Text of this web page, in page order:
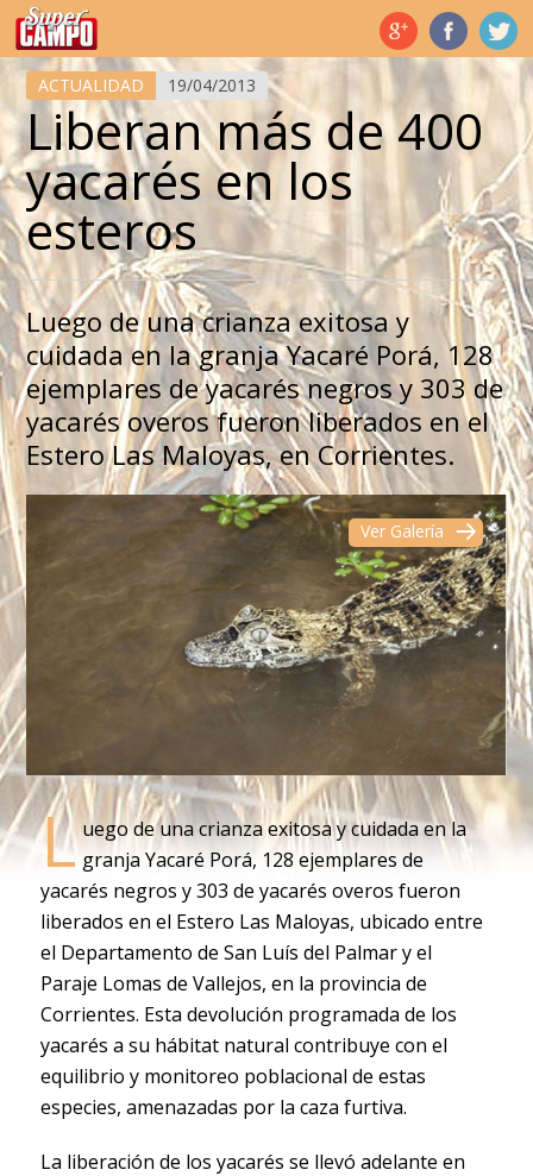
Temas de hoy
ACTUALIDAD 19/04/2013
Liberan más de 400
yacarés en los
esteros
Luego de una crianza exitosa y
cuidada en la granja Yacaré Porá, 128
ejemplares de yacarés negros y 303 de
yacarés overos fueron liberados en el
Estero Las Maloyas, en Corrientes.
Ver Galería
L uego de una crianza exitosa y cuidada en la
granja Yacaré Porá, 128 ejemplares de
yacarés negros y 303 de yacarés overos fueron
liberados en el Estero Las Maloyas, ubicado entre
el Departamento de San Luís del Palmar y el
Paraje Lomas de Vallejos, en la provincia de
Corrientes. Esta devolución programada de los
yacarés a su hábitat natural contribuye con el
equilibrio y monitoreo poblacional de estas
especies, amenazadas por la caza furtiva.
La liberación de los yacarés se llevó adelante en